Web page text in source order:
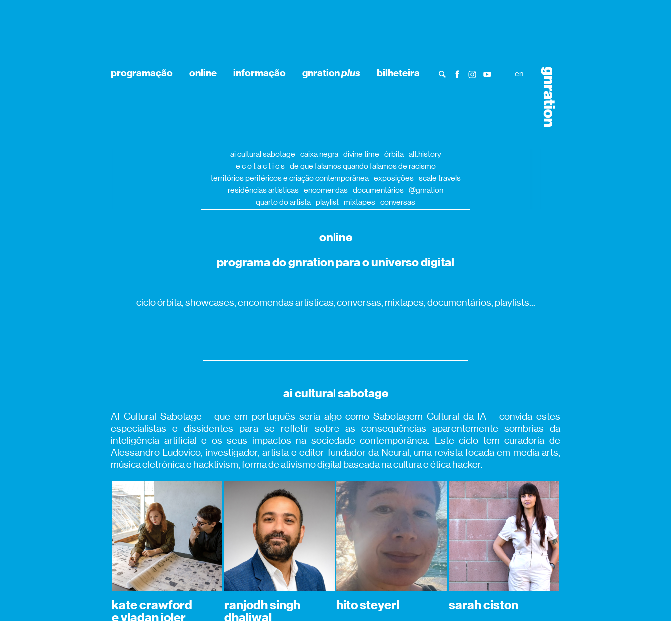
programação online informação gnrationplus bilheteira en
ai cultural sabotage caixa negra divine time órbita alt.history
e c o t a c t i c s de que falamos quando falamos de racismo
territórios periféricos e criação contemporânea exposições scale travels
residências artísticas encomendas documentários @gnration
quarto do artista playlist mixtapes conversas
online
programa do gnration para o universo digital
ciclo órbita, showcases, encomendas artísticas, conversas, mixtapes, documentários, playlists...
ai cultural sabotage
AI Cultural Sabotage – que em português seria algo como Sabotagem Cultural da IA – convida estes
especialistas e dissidentes para se refletir sobre as consequências aparentemente sombrias da
inteligência artificial e os seus impactos na sociedade contemporânea. Este ciclo tem curadoria de
Alessandro Ludovico, investigador, artista e editor-fundador da Neural, uma revista focada em media arts,
música eletrónica e hacktivism, forma de ativismo digital baseada na cultura e ética hacker.
kate crawford
e vladan joler
ranjodh singh
dhaliwal
hito steyerl sarah ciston